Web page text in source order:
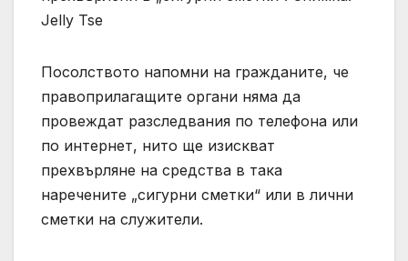
Jelly Tse
Посолството напомни на гражданите, че
правоприлагащите органи няма да
провеждат разследвания по телефона или
по интернет, нито ще изискват
прехвърляне на средства в така
наречените „сигурни сметки“ или в лични
сметки на служители.